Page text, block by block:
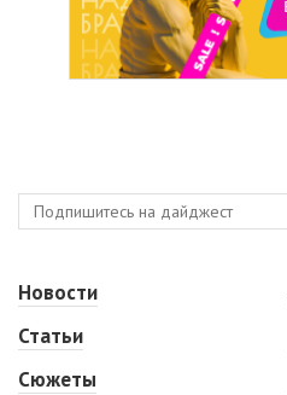
Новости
Статьи
Сюжеты